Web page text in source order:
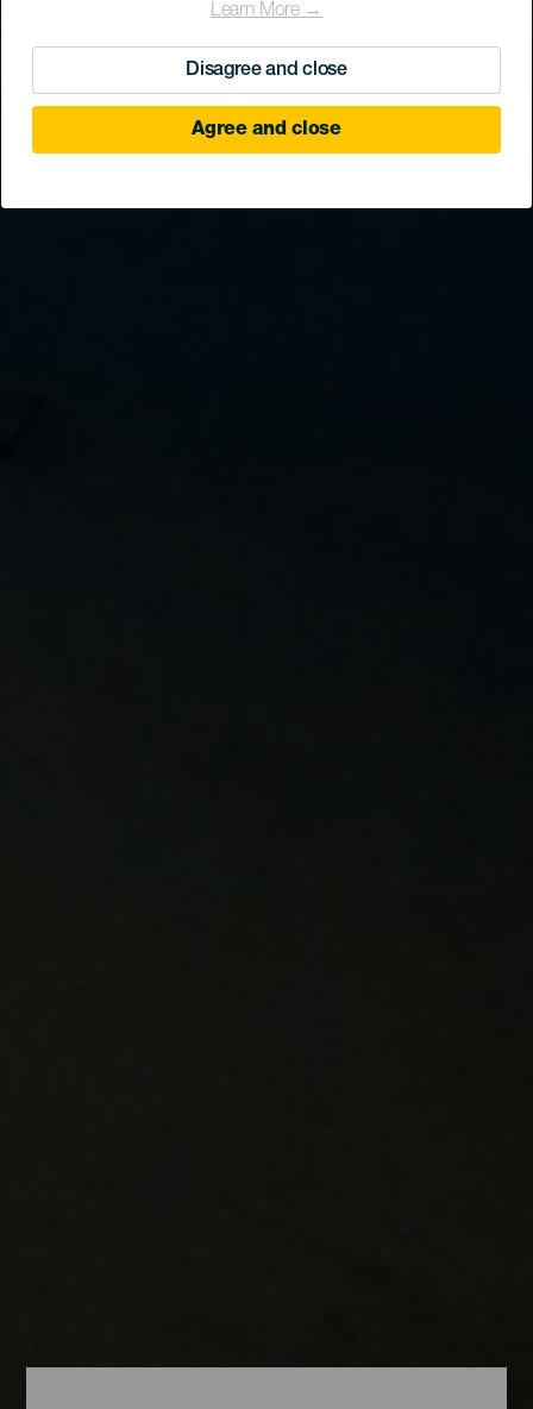
Learn More →
Disagree and close
Agree and close